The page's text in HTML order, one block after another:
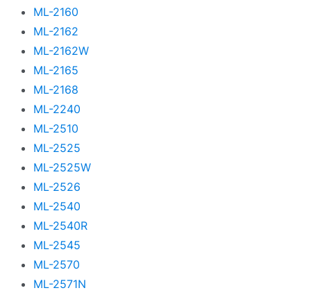
ML-2160
ML-2162
ML-2162W
ML-2165
ML-2168
ML-2240
ML-2510
ML-2525
ML-2525W
ML-2526
ML-2540
ML-2540R
ML-2545
ML-2570
ML-2571N